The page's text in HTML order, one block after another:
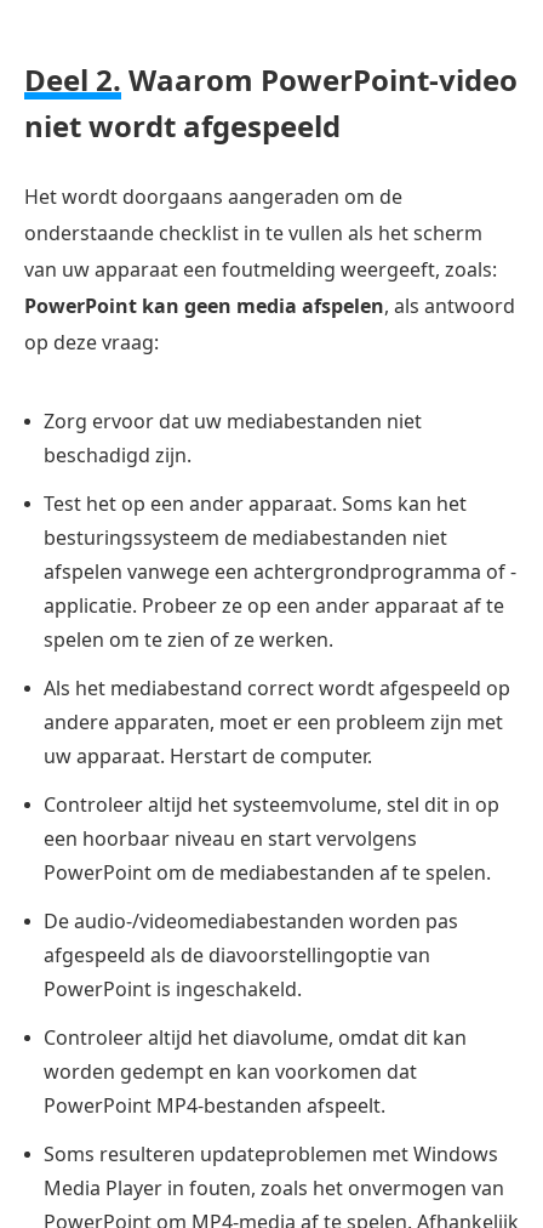
Deel 2. Waarom PowerPoint-video
niet wordt afgespeeld
Het wordt doorgaans aangeraden om de
onderstaande checklist in te vullen als het scherm
van uw apparaat een foutmelding weergeeft, zoals:
PowerPoint kan geen media afspelen, als antwoord
op deze vraag:
Zorg ervoor dat uw mediabestanden niet
beschadigd zijn.
Test het op een ander apparaat. Soms kan het
besturingssysteem de mediabestanden niet
afspelen vanwege een achtergrondprogramma of -
applicatie. Probeer ze op een ander apparaat af te
spelen om te zien of ze werken.
Als het mediabestand correct wordt afgespeeld op
andere apparaten, moet er een probleem zijn met
uw apparaat. Herstart de computer.
Controleer altijd het systeemvolume, stel dit in op
een hoorbaar niveau en start vervolgens
PowerPoint om de mediabestanden af te spelen.
De audio-/videomediabestanden worden pas
afgespeeld als de diavoorstellingoptie van
PowerPoint is ingeschakeld.
Controleer altijd het diavolume, omdat dit kan
worden gedempt en kan voorkomen dat
PowerPoint MP4-bestanden afspeelt.
Soms resulteren updateproblemen met Windows
Media Player in fouten, zoals het onvermogen van
PowerPoint om MP4-media af te spelen. Afhankelijk